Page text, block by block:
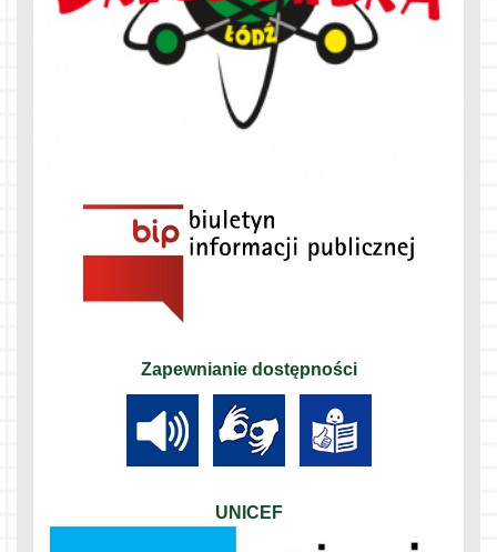
Zapewnianie dostępności
UNICEF